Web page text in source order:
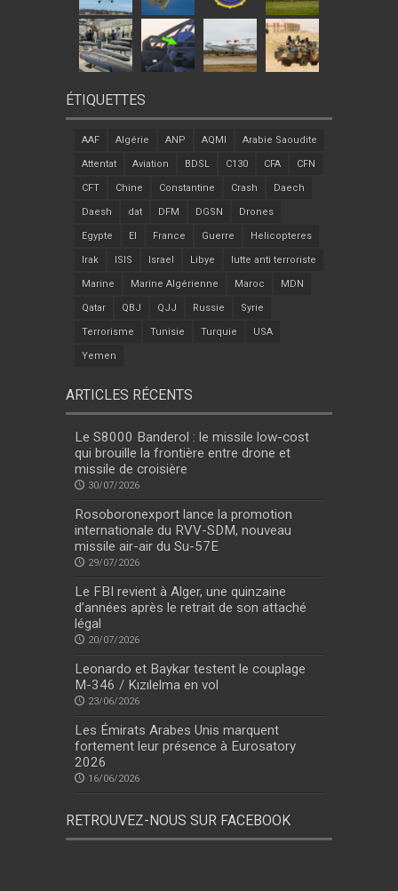
ÉTIQUETTES
AAF Algérie ANP AQMI Arabie Saoudite
Attentat Aviation BDSL C130 CFA CFN
CFT Chine Constantine Crash Daech
Daesh dat DFM DGSN Drones
Egypte EI France Guerre Helicopteres
Irak ISIS Israel Libye lutte anti terroriste
Marine Marine Algérienne Maroc MDN
Qatar QBJ QJJ Russie Syrie
Terrorisme Tunisie Turquie USA
Yemen
ARTICLES RÉCENTS
Le S8000 Banderol : le missile low-cost
qui brouille la frontière entre drone et
missile de croisière
30/07/2026
Rosoboronexport lance la promotion
internationale du RVV-SDM, nouveau
missile air-air du Su-57E
29/07/2026
Le FBI revient à Alger, une quinzaine
d’années après le retrait de son attaché
légal
20/07/2026
Leonardo et Baykar testent le couplage
M-346 / Kızılelma en vol
23/06/2026
Les Émirats Arabes Unis marquent
fortement leur présence à Eurosatory
2026
16/06/2026
RETROUVEZ-NOUS SUR FACEBOOK